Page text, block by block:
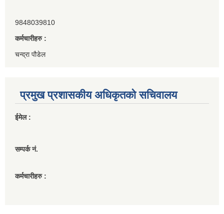
9848039810
कर्मचारीहरु :
चन्द्रा पौडेल
प्रमुख प्रशासकीय अधिकृतको सचिवालय
ईमेल :
सम्पर्क नं.
कर्मचारीहरु :